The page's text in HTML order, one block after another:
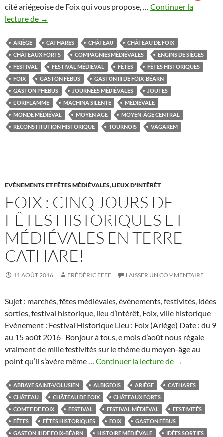
cité ariégeoise de Foix qui vous propose, … Continuer la
lecture de Agenda
sorties
week
end
:
les
journées
médiévales
du
→
ARIÈGE CATHARES CHÂTEAU
CHÂTEAU DE FOIX
CHÂTEAUX FORTS
COMPAGNIES MÉDIÉVALES
ENGINS DE SIÈGES
FESTIVAL
FESTIVAL MÉDIÉVAL FÊTES
FÊTES HISTORIQUES
FOIX
GASTON FÉBUS
GASTON III DE FOIX-BÉARN
GASTON PHEBUS
JOURNÉES MÉDIÉVALES
JOUTES
L'ORIFLAMME
MACHINA SILENTE
MÉDIÉVALE
MONDE MÉDIÉVAL
MOYEN AGE
MOYEN-ÂGE CENTRAL
RECONSTITUTION HISTORIQUE
TOURNOIS VAGAREM
EVÈNEMENTS ET FÊTES MÉDIÉVALES,LIEUX D'INTÊRÈT
FOIX : CINQ JOURS DE
FÊTES HISTORIQUES ET
MÉDIÉVALES EN TERRE
CATHARE!
11 AOÛT 2016 FRÉDÉRIC EFFE LAISSER UN COMMENTAIRE
Sujet : marchés, fêtes médiévales, événements, festivités, idées
sorties, festival historique, lieu d’intérêt, Foix, ville historique
Evénement : Festival Historique Lieu : Foix (Ariège) Date : du 9
au 15 août 2016 Bonjour à tous, e mois d’août nous régale
vraiment de mille festivités sur le thème du moyen-âge au
point qu’il s’avère même … Continuer la lecture de Foix
cinq
de
fêtes
historiques
→
ABBAYE SAINT-VOLUSIEN ALBIGEOIS ARIÈGE
CATHARES
CHÂTEAU
CHÂTEAU DE FOIX
CHÂTEAUX FORTS
COMTE DE FOIX
FESTIVAL FESTIVAL MÉDIÉVAL
FESTIVITÉS
FÊTES
FÊTES HISTORIQUES FOIX
GASTON FÉBUS
GASTON III DE FOIX-BÉARN
HISTOIRE MÉDIÉVALE IDÉES SORTIES